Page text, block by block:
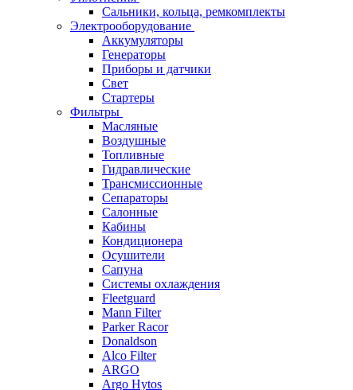
Сальники, кольца, ремкомплекты
Электрооборудование
Аккумуляторы
Генераторы
Приборы и датчики
Свет
Стартеры
Фильтры
Масляные
Воздушные
Топливные
Гидравлические
Трансмиссионные
Сепараторы
Салонные
Кабины
Кондиционера
Осушители
Сапуна
Системы охлаждения
Fleetguard
Mann Filter
Parker Racor
Donaldson
Alco Filter
ARGO
Argo Hytos